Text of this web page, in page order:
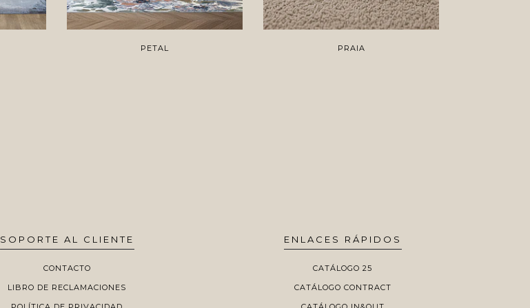
PETAL PRAIA
SOPORTE AL CLIENTE
CONTACTO
LIBRO DE RECLAMACIONES
ENLACES RÁPIDOS
CATÁLOGO 25
CATÁLOGO CONTRACT